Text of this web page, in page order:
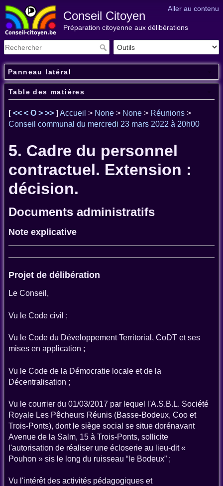
Aller au contenu
Conseil Citoyen
Préparation citoyenne aux délibérations
Panneau latéral
Table des matières
[<< < O > >> ] Accueil > None > None > Réunions >
Conseil communal du mercredi 23 mars 2022 à 20h00
5. Cadre du personnel
contractuel. Extension :
décision.
Documents administratifs
Note explicative
Projet de délibération
Le Conseil,
Vu le Code civil ;
Vu le Code du Développement Territorial, CoDT et ses
mises en application ;
Vu le Code de la Démocratie locale et de la
Décentralisation ;
Vu le courrier du 01/03/2017 par lequel l'A.S.B.L. Société
Royale Les Pêcheurs Réunis (Basse-Bodeux, Coo et
Trois-Ponts), dont le siège social se situe dorénavant
Avenue de la Salm, 15 à Trois-Ponts, sollicite
l'autorisation de réaliser une écloserie au lieu-dit «
Pouhon » sis le long du ruisseau “le Bodeux” ;
Vu l'intérêt des activités pédagogiques et